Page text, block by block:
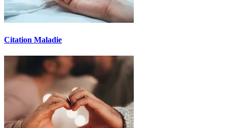
Citation Maladie